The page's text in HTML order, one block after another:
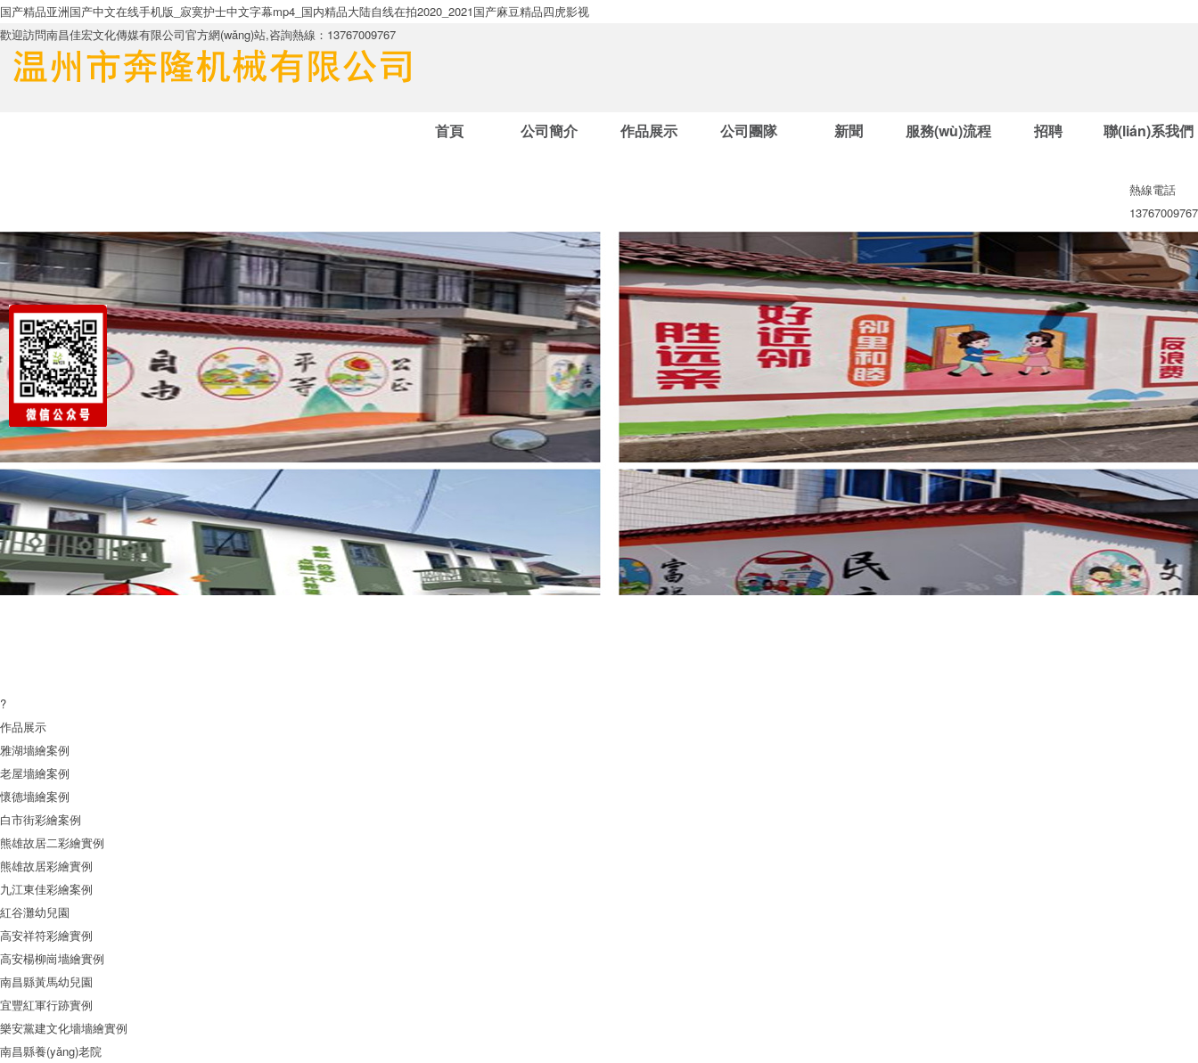
国产精品亚洲国产中文在线手机版_寂寞护士中文字幕mp4_国内精品大陆自线在拍2020_2021国产麻豆精品四虎影视
歡迎訪問南昌佳宏文化傳媒有限公司官方網(wǎng)站,咨詢熱線：13767009767
首頁 公司簡介 作品展示 公司團隊 新聞 服務(wù)流程 招聘 聯(lián)系我們
熱線電話
13767009767
?
作品展示
雅湖墻繪案例
老屋墻繪案例
懷德墻繪案例
白市街彩繪案例
熊雄故居二彩繪實例
熊雄故居彩繪實例
九江東佳彩繪案例
紅谷灘幼兒園
高安祥符彩繪實例
高安楊柳崗墻繪實例
南昌縣黃馬幼兒園
宜豐紅軍行跡實例
樂安黨建文化墻墻繪實例
南昌縣養(yǎng)老院